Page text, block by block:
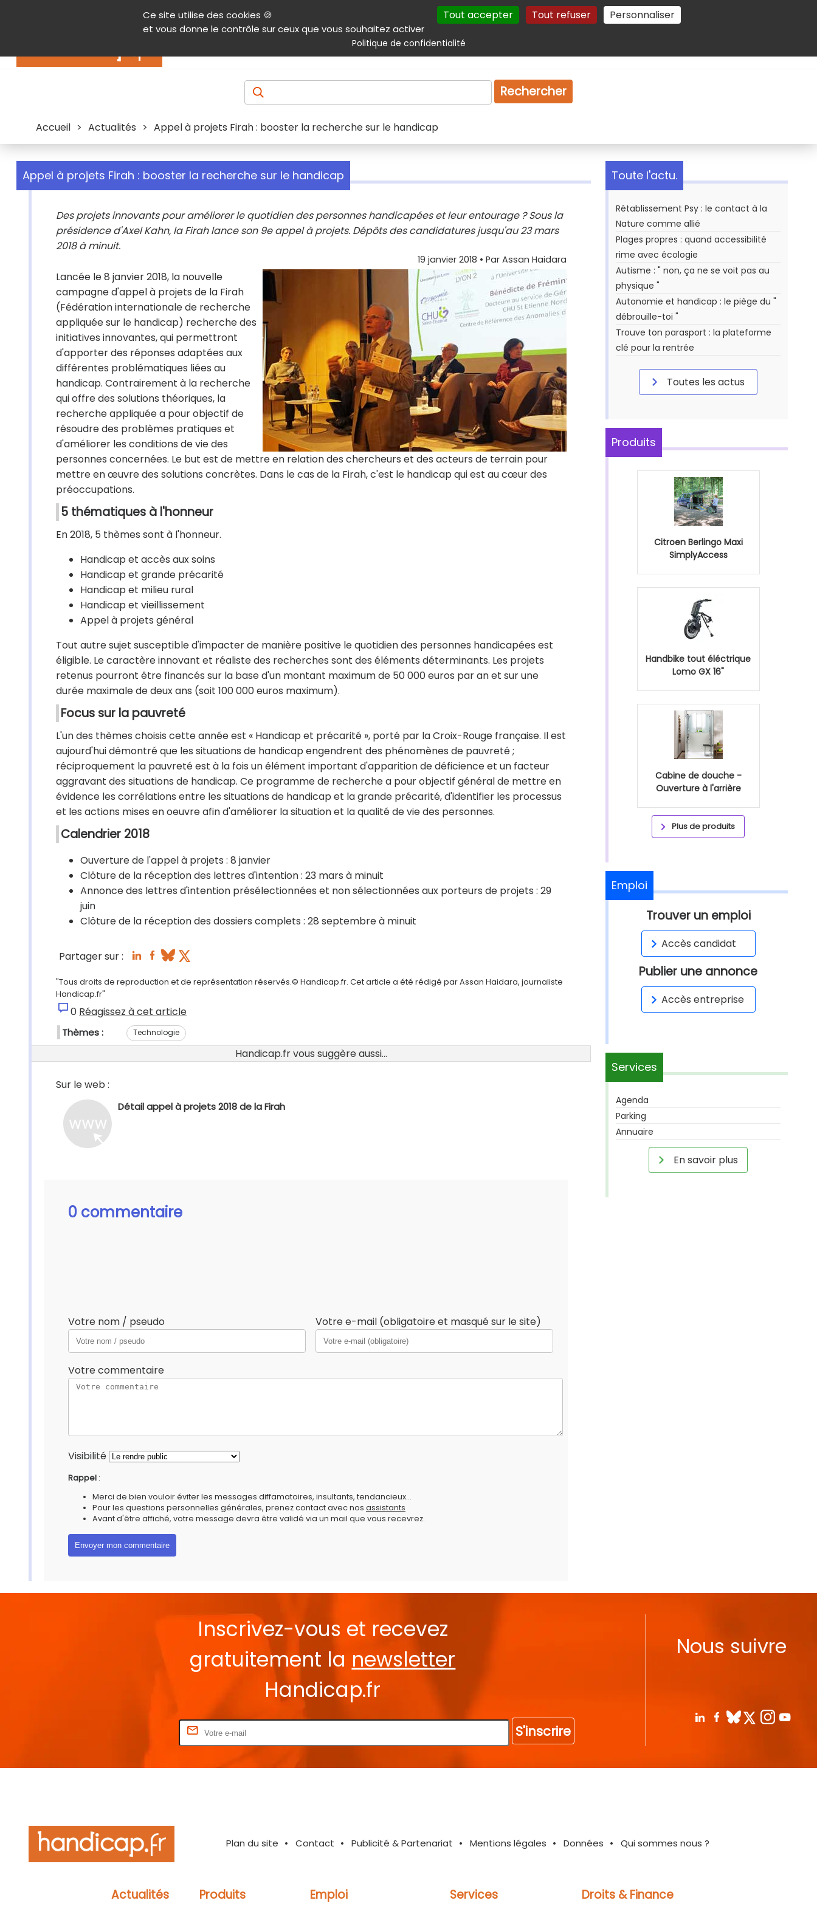
Ce site utilise des cookies 🍪
et vous donne le contrôle sur ceux que vous souhaitez activer
Tout accepter Tout refuser Personnaliser
Politique de confidentialité
Contenu Aide et accessibilité Menu principal Autres services Plan du site Gestion des cookies
Produits & services Emploi Droit
Rechercher
Accueil > Actualités > Appel à projets Firah : booster la recherche sur le handicap
Appel à projets Firah : booster la recherche sur le handicap
Des projets innovants pour améliorer le quotidien des personnes handicapées et leur entourage ? Sous la
présidence d'Axel Kahn, la Firah lance son 9e appel à projets. Dépôts des candidatures jusqu'au 23 mars
2018 à minuit.
19 janvier 2018 • Par Assan Haidara
Lancée le 8 janvier 2018, la nouvelle
campagne d'appel à projets de la Firah
(Fédération internationale de recherche
appliquée sur le handicap) recherche des
initiatives innovantes, qui permettront
d'apporter des réponses adaptées aux
différentes problématiques liées au
handicap. Contrairement à la recherche
qui offre des solutions théoriques, la
recherche appliquée a pour objectif de
résoudre des problèmes pratiques et
d'améliorer les conditions de vie des
personnes concernées. Le but est de mettre en relation des chercheurs et des acteurs de terrain pour
mettre en œuvre des solutions concrètes. Dans le cas de la Firah, c'est le handicap qui est au cœur des
préoccupations.
5 thématiques à l'honneur
En 2018, 5 thèmes sont à l'honneur.
Handicap et accès aux soins
Handicap et grande précarité
Handicap et milieu rural
Handicap et vieillissement
Appel à projets général
Tout autre sujet susceptible d'impacter de manière positive le quotidien des personnes handicapées est
éligible. Le caractère innovant et réaliste des recherches sont des éléments déterminants. Les projets
retenus pourront être financés sur la base d'un montant maximum de 50 000 euros par an et sur une
durée maximale de deux ans (soit 100 000 euros maximum).
Focus sur la pauvreté
L'un des thèmes choisis cette année est « Handicap et précarité », porté par la Croix-Rouge française. Il est
aujourd'hui démontré que les situations de handicap engendrent des phénomènes de pauvreté ;
réciproquement la pauvreté est à la fois un élément important d'apparition de déficience et un facteur
aggravant des situations de handicap. Ce programme de recherche a pour objectif général de mettre en
évidence les corrélations entre les situations de handicap et la grande précarité, d'identifier les processus
et les actions mises en oeuvre afin d'améliorer la situation et la qualité de vie des personnes.
Calendrier 2018
Ouverture de l'appel à projets : 8 janvier
Clôture de la réception des lettres d'intention : 23 mars à minuit
Annonce des lettres d'intention présélectionnées et non sélectionnées aux porteurs de projets : 29
juin
Clôture de la réception des dossiers complets : 28 septembre à minuit
Partager sur :
"Tous droits de reproduction et de représentation réservés.© Handicap.fr. Cet article a été rédigé par Assan Haidara, journaliste
Handicap.fr"
0 Réagissez à cet article
Thèmes : Technologie
Handicap.fr vous suggère aussi...
Sur le web :
Détail appel à projets 2018 de la Firah
0 commentaire
Votre nom / pseudo Votre e-mail (obligatoire et masqué sur le site)
Votre commentaire
Visibilité
Rappel :
Merci de bien vouloir éviter les messages diffamatoires, insultants, tendancieux...
Pour les questions personnelles générales, prenez contact avec nos assistants
Avant d'être affiché, votre message devra être validé via un mail que vous recevrez.
Toute l'actu.
Rétablissement Psy : le contact à la
Nature comme allié
Plages propres : quand accessibilité
rime avec écologie
Autisme : " non, ça ne se voit pas au
physique "
Autonomie et handicap : le piège du "
débrouille-toi "
Trouve ton parasport : la plateforme
clé pour la rentrée
Toutes les actus
Produits
Citroen Berlingo Maxi
SimplyAccess
Handbike tout éléctrique
Lomo GX 16"
Cabine de douche -
Ouverture à l'arrière
Plus de produits
Emploi
Trouver un emploi
Accès candidat
Publier une annonce
Accès entreprise
Services
Agenda
Parking
Annuaire
En savoir plus
Inscrivez-vous et recevez
gratuitement la newsletter
Handicap.fr
S'inscrire
Nous suivre
Plan du site Contact Publicité & Partenariat Mentions légales Données Qui sommes nous ?
Actualités Produits Emploi Services Droits & Finance